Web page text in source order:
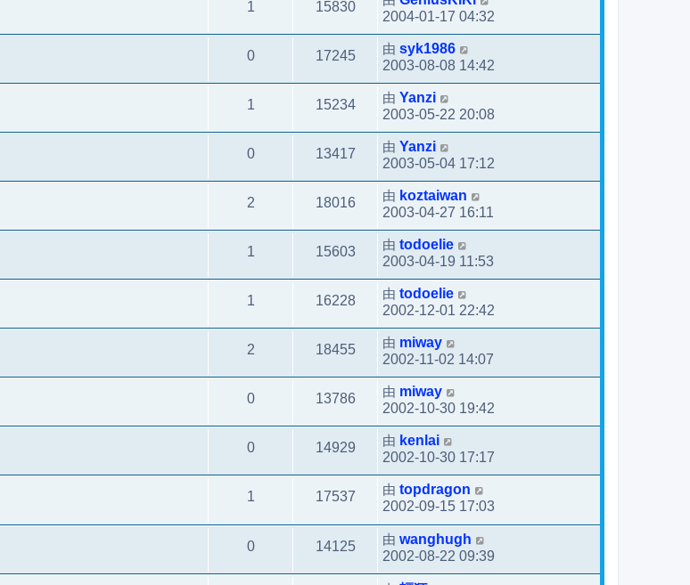
1 15830
2004-01-17 04:32
0 17245 由 syk1986
2003-08-08 14:42
1 15234 由 Yanzi
2003-05-22 20:08
0 13417 由 Yanzi
2003-05-04 17:12
2 18016 由 koztaiwan
2003-04-27 16:11
1 15603 由 todoelie
2003-04-19 11:53
1 16228 由 todoelie
2002-12-01 22:42
2 18455 由 miway
2002-11-02 14:07
0 13786 由 miway
2002-10-30 19:42
0 14929 由 kenlai
2002-10-30 17:17
1 17537 由 topdragon
2002-09-15 17:03
0 14125 由 wanghugh
2002-08-22 09:39